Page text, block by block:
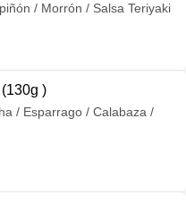
/ Morrón / Salsa Teriyaki
)
/ Esparrago / Calabaza /